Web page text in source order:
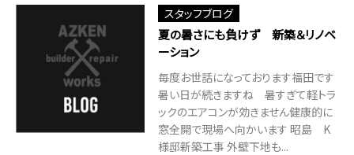
スタッフブログ
夏の暑さにも負けず 新築＆リノベ
ーション
毎度お世話になっております福田です
暑い日が続きますね 暑すぎて軽トラ
ックのエアコンが効きません健康的に
窓全開で現場へ向かいます 昭島 K
様邸新築工事 外壁下地も...